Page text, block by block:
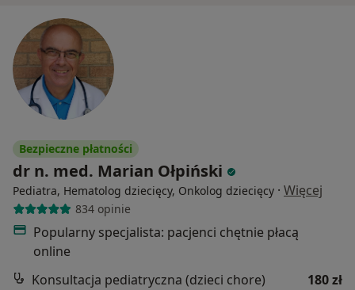
Bezpieczne płatności
dr n. med. Marian Ołpiński
Pediatra, Hematolog dziecięcy, Onkolog dziecięcy · Więcej
834 opinie
Popularny specjalista: pacjenci chętnie płacą
online
Konsultacja pediatryczna (dzieci chore)
180 zł